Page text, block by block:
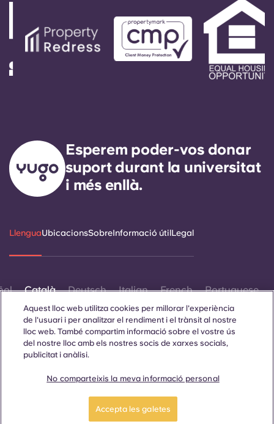
Esperem poder-vos donar
suport durant la universitat
i més enllà.
LlenguaUbicacionsSobreInformació útilLegal
Català Deutsch Italian French Portuguese
Contacta amb nosaltres
Aquest lloc web utilitza cookies per millorar l'experiència
de l'usuari i per analitzar el rendiment i el trànsit al nostre
lloc web. També compartim informació sobre el vostre ús
del nostre lloc amb els nostres socis de xarxes socials,
publicitat i anàlisi.
No comparteixis la meva informació personal
Accepta les galetes